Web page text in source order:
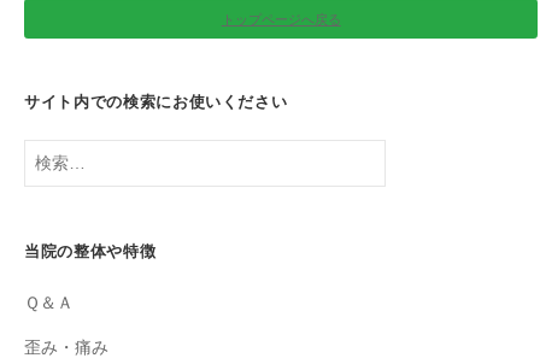
トップページへ戻る
サイト内での検索にお使いください
検
索:
当院の整体や特徴
Ｑ＆Ａ
歪み・痛み